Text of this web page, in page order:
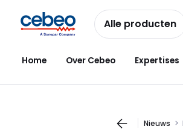
naar
navigatie
naar
inhoud
Alle producten
Home Over Cebeo Expertises
Nieuws